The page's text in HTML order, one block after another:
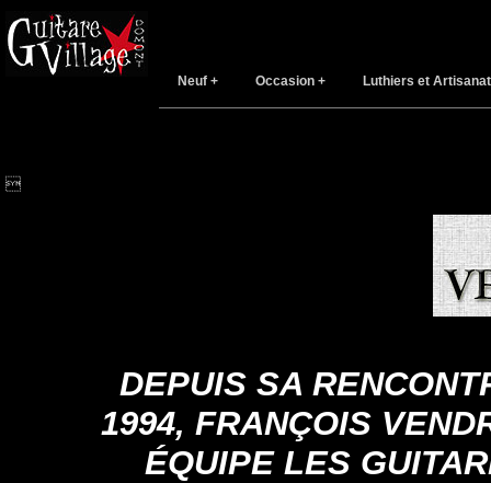
Neuf Occasion Luthiers et Artisanat

DEPUIS SA
1994, FRANÇOIS
ÉQUIPE LES